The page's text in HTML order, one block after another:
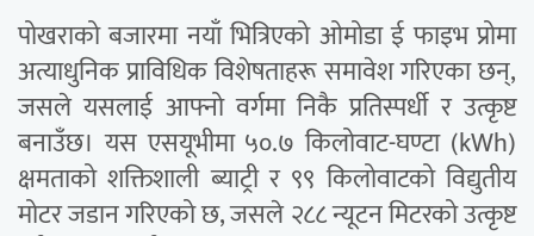
पोखराको बजारमा नयाँ भित्रिएको ओमोडा ई फाइभ प्रोमा
अत्याधुनिक प्राविधिक विशेषताहरू समावेश गरिएका छन्,
जसले यसलाई आफ्नो वर्गमा निकै प्रतिस्पर्धी र उत्कृष्ट
बनाउँछ। यस एसयूभीमा ५०.७ किलोवाट-घण्टा (kWh)
क्षमताको शक्तिशाली ब्याट्री र ९९ किलोवाटको विद्युतीय
मोटर जडान गरिएको छ, जसले २८८ न्यूटन मिटरको उत्कृष्ट